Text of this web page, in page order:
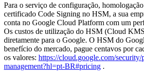
Para o serviço de configuração,
certificado Code Signing no HSM, a sua
conta no Google Cloud Platform com um
Os custos de utilização do HSM (Cloud
diretamente para o Google. O HSM do
benefício do mercado, pague centavos por
os valores: https://cloud.google.com/
management?hl=pt-BR#pricing .